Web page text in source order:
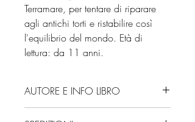
Terramare, per tentare di riparare
agli antichi torti e ristabilire così
l'equilibrio del mondo. Età di
lettura: da 11 anni.
AUTORE E INFO LIBRO